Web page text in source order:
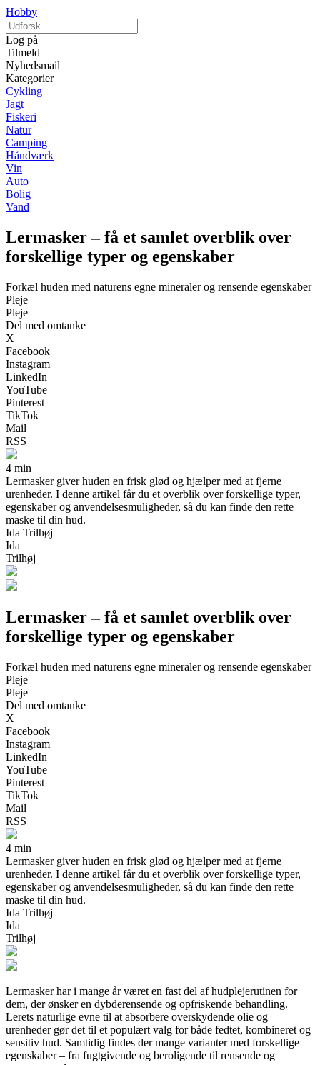
Hobby
Log på
Tilmeld
Nyhedsmail
Kategorier
Cykling
Jagt
Fiskeri
Natur
Camping
Håndværk
Vin
Auto
Bolig
Vand
Lermasker – få et samlet overblik over
forskellige typer og egenskaber
Forkæl huden med naturens egne mineraler og rensende egenskaber
Pleje
Pleje
Del med omtanke
X
Facebook
Instagram
LinkedIn
YouTube
Pinterest
TikTok
Mail
RSS
4 min
Lermasker giver huden en frisk glød og hjælper med at fjerne
urenheder. I denne artikel får du et overblik over forskellige typer,
egenskaber og anvendelsesmuligheder, så du kan finde den rette
maske til din hud.
Ida Trilhøj
Ida
Trilhøj
Lermasker – få et samlet overblik over
forskellige typer og egenskaber
Forkæl huden med naturens egne mineraler og rensende egenskaber
Pleje
Pleje
Del med omtanke
X
Facebook
Instagram
LinkedIn
YouTube
Pinterest
TikTok
Mail
RSS
4 min
Lermasker giver huden en frisk glød og hjælper med at fjerne
urenheder. I denne artikel får du et overblik over forskellige typer,
egenskaber og anvendelsesmuligheder, så du kan finde den rette
maske til din hud.
Ida Trilhøj
Ida
Trilhøj
Lermasker har i mange år været en fast del af hudplejerutinen for
dem, der ønsker en dybderensende og opfriskende behandling.
Lerets naturlige evne til at absorbere overskydende olie og
urenheder gør det til et populært valg for både fedtet, kombineret og
sensitiv hud. Samtidig findes der mange varianter med forskellige
egenskaber – fra fugtgivende og beroligende til rensende og